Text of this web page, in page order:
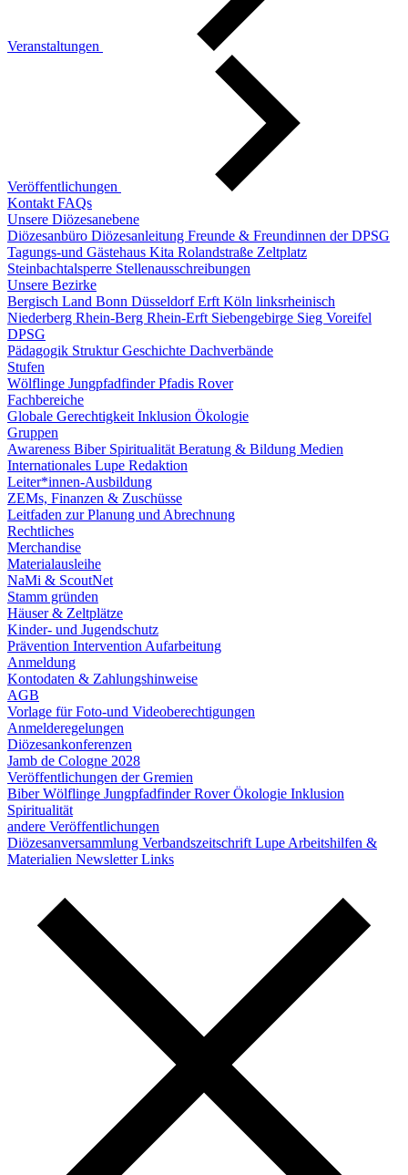
Veranstaltungen
Veröffentlichungen
Kontakt FAQs
Unsere Diözesanebene
Diözesanbüro Diözesanleitung Freunde & Freundinnen der DPSG
Tagungs-und Gästehaus Kita Rolandstraße Zeltplatz
Steinbachtalsperre Stellenausschreibungen
Unsere Bezirke
Bergisch Land Bonn DüsseldorfErftKöln linksrheinisch
Niederberg Rhein-Berg Rhein-Erft Siebengebirge Sieg Voreifel
DPSG
Pädagogik StrukturGeschichte Dachverbände
Stufen
Wölflinge JungpfadfinderPfadis Rover
Fachbereiche
Globale GerechtigkeitInklusion Ökologie
Gruppen
Awareness Biber SpiritualitätBeratung & Bildung Medien
Internationales Lupe Redaktion
Leiter*innen-Ausbildung
ZEMs, Finanzen & Zuschüsse
Leitfaden zur Planung und Abrechnung
Rechtliches
Merchandise
Materialausleihe
NaMi & ScoutNet
Stamm gründen
Häuser & Zeltplätze
Kinder- und Jugendschutz
Prävention InterventionAufarbeitung
Anmeldung
Kontodaten & Zahlungshinweise
AGB
Vorlage für Foto-und Videoberechtigungen
Anmelderegelungen
Diözesankonferenzen
Jamb de Cologne 2028
Veröffentlichungen der Gremien
BiberWölflinge JungpfadfinderRoverÖkologie Inklusion
Spiritualität
andere Veröffentlichungen
Diözesanversammlung Verbandszeitschrift LupeArbeitshilfen &
Materialien NewsletterLinks